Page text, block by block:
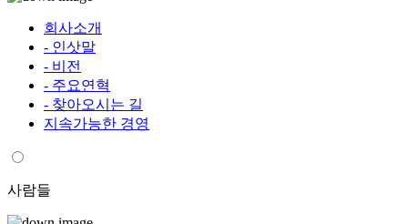
회사소개
- 인삿말
- 비전
- 주요연혁
- 찾아오시는 길
지속가능한 경영
사람들